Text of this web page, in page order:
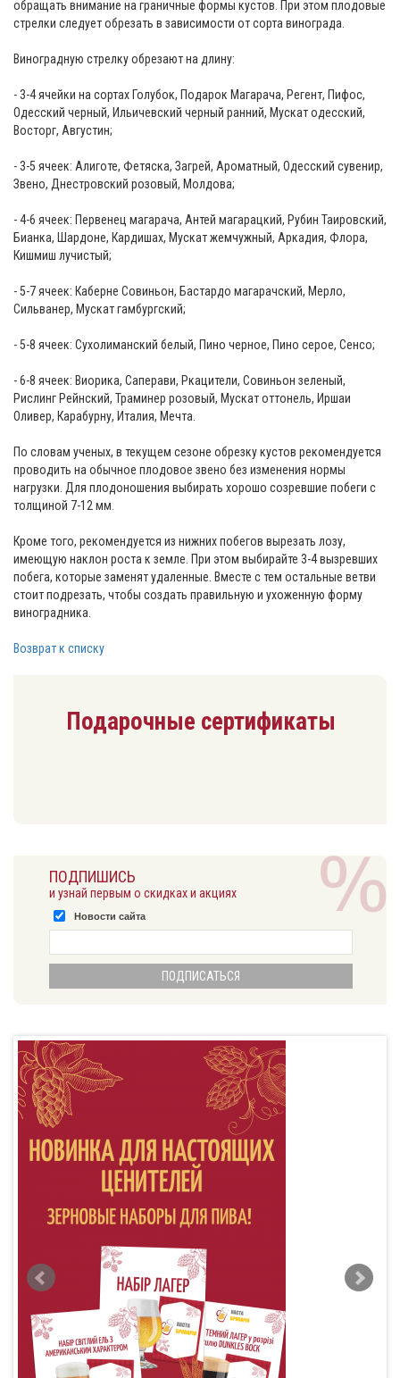
обращать внимание на граничные формы кустов. При этом плодовые
стрелки следует обрезать в зависимости от сорта винограда.
Виноградную стрелку обрезают на длину:
- 3-4 ячейки на сортах Голубок, Подарок Магарача, Регент, Пифос,
Одесский черный, Ильичевский черный ранний, Мускат одесский,
Восторг, Августин;
- 3-5 ячеек: Алиготе, Фетяска, Загрей, Ароматный, Одесский сувенир,
Звено, Днестровский розовый, Молдова;
- 4-6 ячеек: Первенец магарача, Антей магарацкий, Рубин Таировский,
Бианка, Шардоне, Кардишах, Мускат жемчужный, Аркадия, Флора,
Кишмиш лучистый;
- 5-7 ячеек: Каберне Совиньон, Бастардо магарачский, Мерло,
Сильванер, Мускат гамбургский;
- 5-8 ячеек: Сухолиманский белый, Пино черное, Пино серое, Сенсо;
- 6-8 ячеек: Виорика, Саперави, Ркацители, Совиньон зеленый,
Рислинг Рейнский, Траминер розовый, Мускат оттонель, Иршаи
Оливер, Карабурну, Италия, Мечта.
По словам ученых, в текущем сезоне обрезку кустов рекомендуется
проводить на обычное плодовое звено без изменения нормы
нагрузки. Для плодоношения выбирать хорошо созревшие побеги с
толщиной 7-12 мм.
Кроме того, рекомендуется из нижних побегов вырезать лозу,
имеющую наклон роста к земле. При этом выбирайте 3-4 вызревших
побега, которые заменят удаленные. Вместе с тем остальные ветви
стоит подрезать, чтобы создать правильную и ухоженную форму
виноградника.
Возврат к списку
Подарочные сертификаты
ПОДПИШИСЬ
и узнай первым о скидках и акциях
Новости сайта